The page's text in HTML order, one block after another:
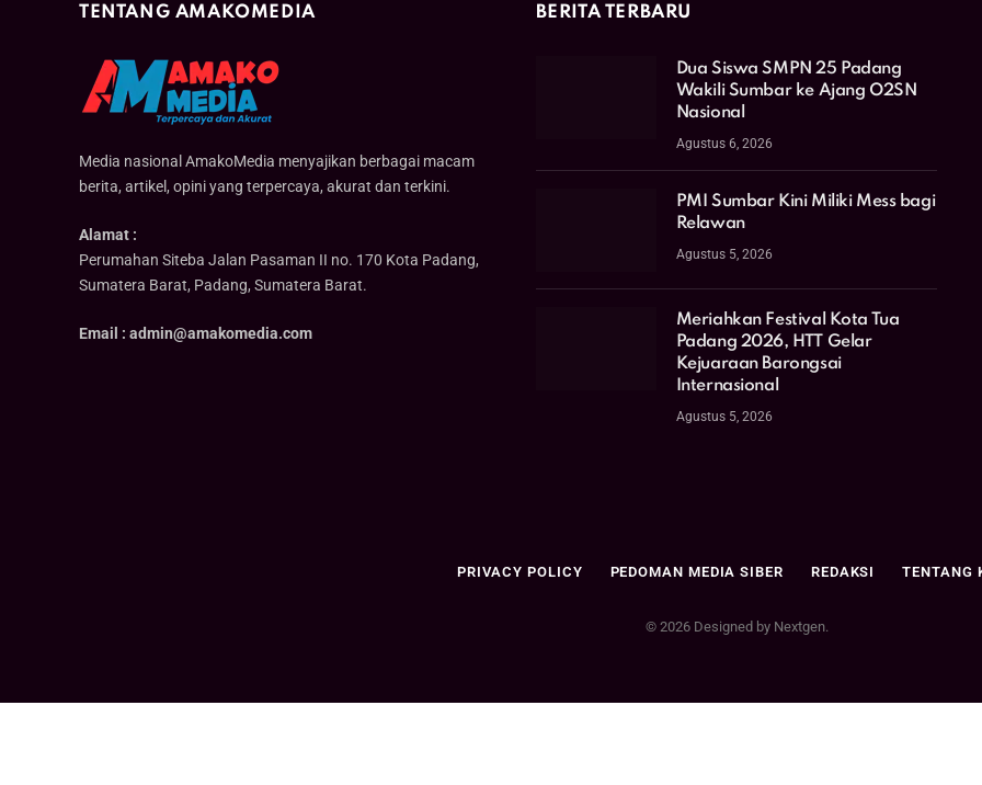
TENTANG AMAKOMEDIA
Media nasional AmakoMedia menyajikan berbagai macam
berita, artikel, opini yang terpercaya, akurat dan terkini.
Alamat :
Perumahan Siteba Jalan Pasaman II no. 170 Kota Padang,
Sumatera Barat, Padang, Sumatera Barat.
Email : admin@amakomedia.com
BERITA TERBARU
Dua Siswa SMPN 25 Padang
Wakili Sumbar ke Ajang O2SN
Nasional
Agustus 6, 2026
PMI Sumbar Kini Miliki Mess bagi
Relawan
Agustus 5, 2026
Meriahkan Festival Kota Tua
Padang 2026, HTT Gelar
Kejuaraan Barongsai
Internasional
Agustus 5, 2026
PRIVACY POLICY PEDOMAN MEDIA SIBER REDAKSI TENTANG
© 2026 Designed by Nextgen.